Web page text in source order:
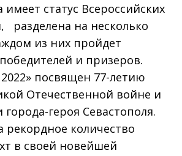
статус Всероссийских
разделена на несколько
из них пройдет
и призеров.
посвящен 77-летию
Отечественной войне и
героя Севастополя.
рекордное количество
в своей новейшей